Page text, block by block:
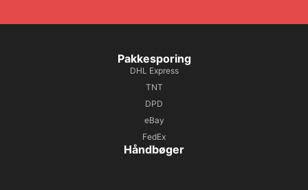
Pakkesporing
DHL Express
TNT
DPD
eBay
FedEx
Håndbøger